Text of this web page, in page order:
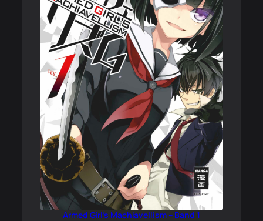
Armed Girl’s Machiavellism – Band 1